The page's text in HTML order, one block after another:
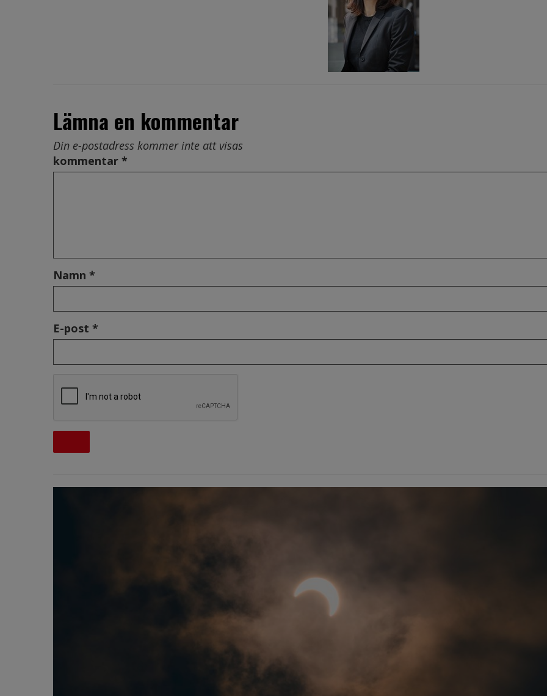
Lämna en kommentar
Din e-postadress kommer inte att visas
kommentar *
Namn *
E-post *